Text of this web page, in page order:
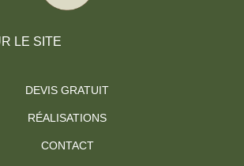
LE SITE
DEVIS GRATUIT
RÉALISATIONS
CONTACT